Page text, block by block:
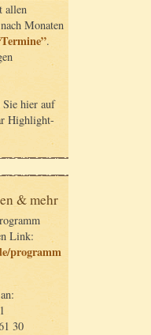
allen
Monaten
.
hier auf
Highlight-
& mehr
Link:
programm
30